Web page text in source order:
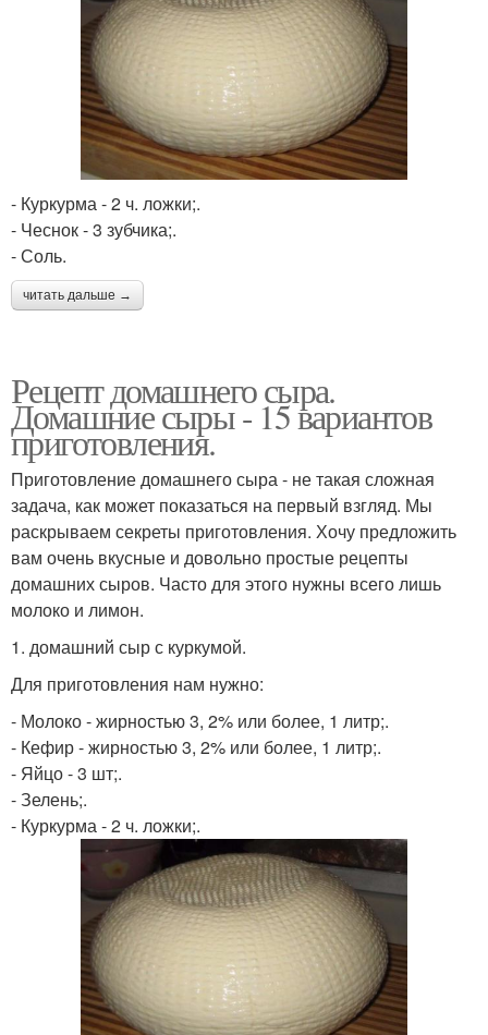
- Куркурма - 2 ч. ложки;.
- Чеснок - 3 зубчика;.
- Соль.
читать дальше →
Рецепт домашнего сыра.
Домашние сыры - 15 вариантов
приготовления.
Приготовление домашнего сыра - не такая сложная
задача, как может показаться на первый взгляд. Мы
раскрываем секреты приготовления. Хочу предложить
вам очень вкусные и довольно простые рецепты
домашних сыров. Часто для этого нужны всего лишь
молоко и лимон.
1. домашний сыр с куркумой.
Для приготовления нам нужно:
- Молоко - жирностью 3, 2% или более, 1 литр;.
- Кефир - жирностью 3, 2% или более, 1 литр;.
- Яйцо - 3 шт;.
- Зелень;.
- Куркурма - 2 ч. ложки;.